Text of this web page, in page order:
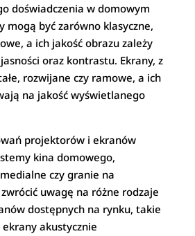
doświadczenia w domowym
mogą być zarówno klasyczne,
a ich jakość obrazu zależy
oraz kontrastu. Ekrany, z
rozwijane czy ramowe, a ich
na jakość wyświetlanego
projektorów i ekranów
kina domowego,
czy granie na
uwagę na różne rodzaje
dostępnych na rynku, takie
akustycznie